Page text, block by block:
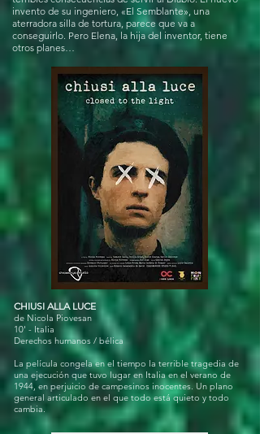
invento de su ingeniero, «El Semblante», una
aterradora silla de tortura, parece que va a
conseguirlo. Pero Elena, la hija del inventor, tiene
otros planes…
CHIUSI ALLA LUCE
de Nicola Piovesan
10' - Italia
Derechos humanos / bélica
La película congela en el tiempo la terrible tragedia de
una ejecución que tuvo lugar en Italia en el verano de
1944, en perjuicio de campesinos inocentes. Un plano
general articulado en el que todo está quieto y todo
cambia.